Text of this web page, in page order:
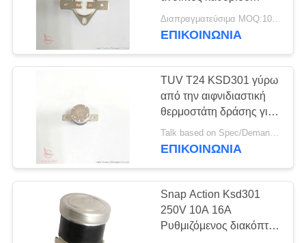
προσαρμοσμένη την
ΚΑΠ τελική γωνία για
Διαπραγματεύσιμα MOQ:1000pcs, αλλά και πειραματικό τρέξιμο Qty υποστήριξης.
ΕΠΙΚΟΙΝΩΝΊΑ
TUV T24 KSD301 γύρω
από την αιφνιδιαστική
θερμοστάτη δράσης για
το αντι πάγωμα
σωλήνων
Talk based on Spec/Demand Qty. MOQ:1,000pcs, υποστηρίξτε επίσης μικρό Qty για το σκοπό δοκιμής.
ΕΠΙΚΟΙΝΩΝΊΑ
Snap Action Ksd301
250V 10A 16A
Ρυθμιζόμενος διακόπτης